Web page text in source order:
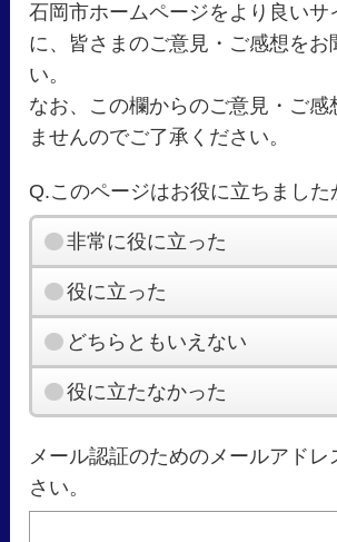
石岡市ホームページをより良いサ
に、皆さまのご意見・ご感想をお
い。
なお、この欄からのご意見・ご感
ませんのでご了承ください。
Q.このページはお役に立ちました
非常に役に立った
役に立った
どちらともいえない
役に立たなかった
メール認証のためのメールアドレ
さい。